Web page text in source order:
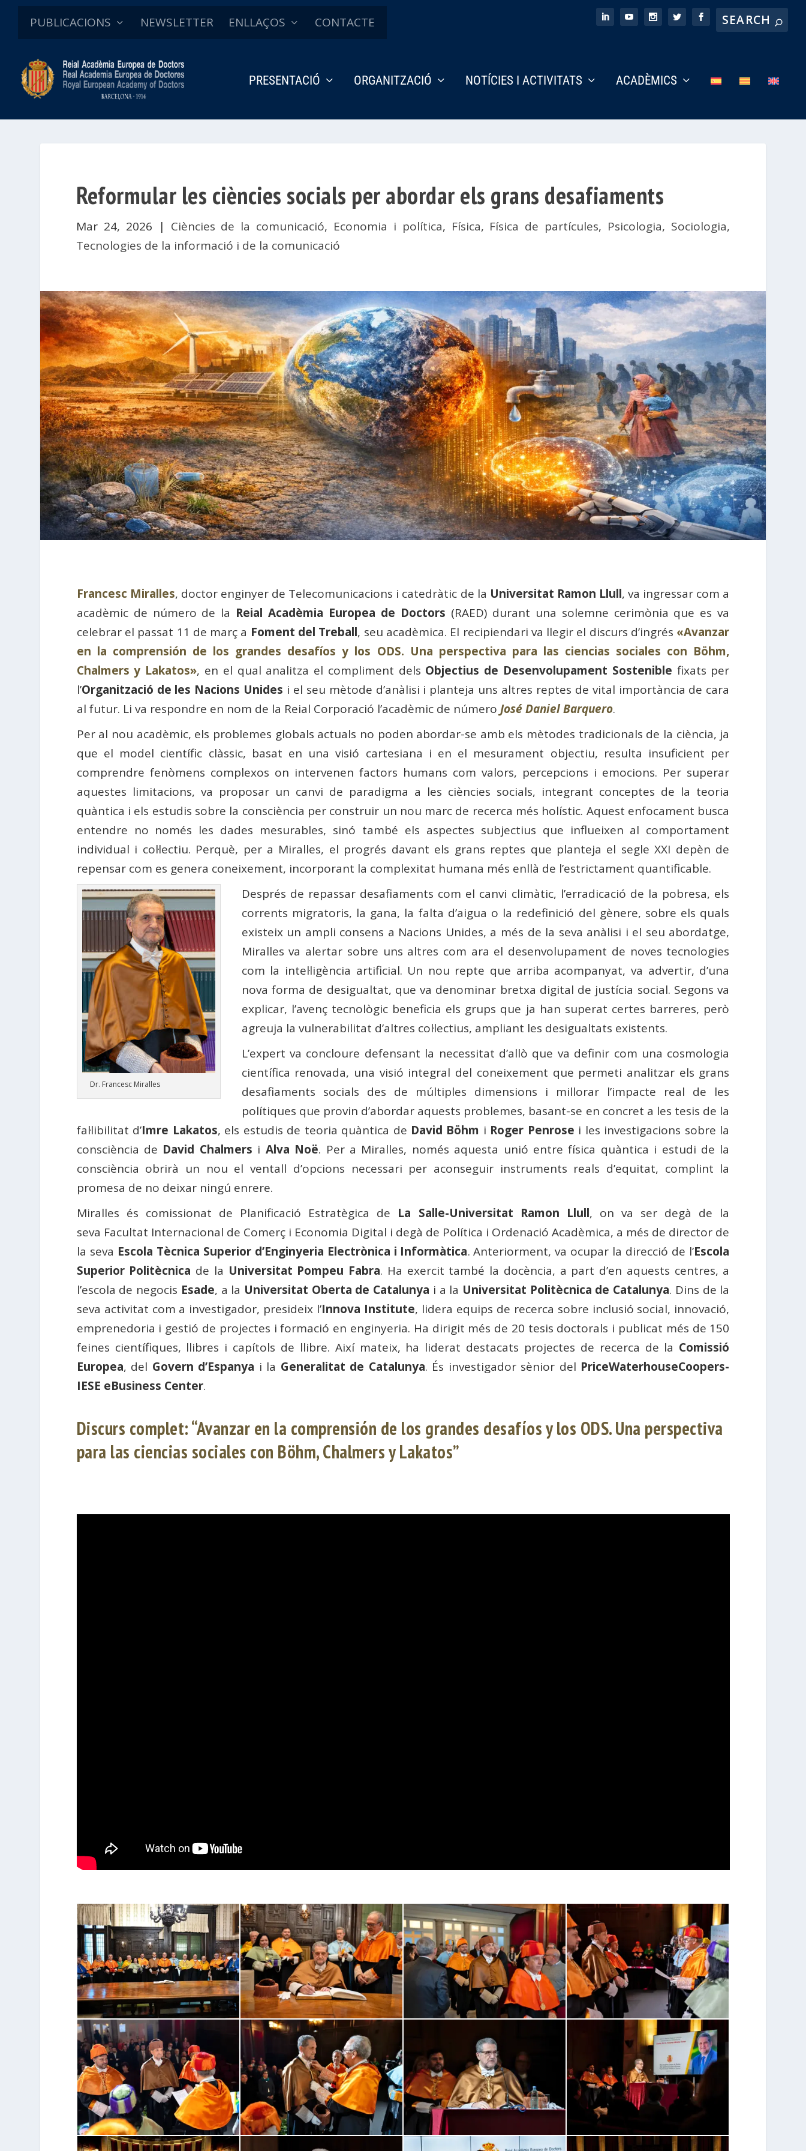
PUBLICACIONS NEWSLETTER ENLLAÇOS CONTACTE
PRESENTACIÓ ORGANITZACIÓ NOTÍCIES I ACTIVITATS ACADÈMICS
Reformular les ciències socials per abordar els grans desafiaments
Mar 24, 2026 | Ciències de la comunicació, Economia i política, Física, Física de partícules, Psicologia, Sociologia,
Tecnologies de la informació i de la comunicació
Francesc Miralles, doctor enginyer de Telecomunicacions i catedràtic de la Universitat Ramon Llull, va ingressar com a
acadèmic de número de la Reial Acadèmia Europea de Doctors (RAED) durant una solemne cerimònia que es va
celebrar el passat 11 de març a Foment del Treball, seu acadèmica. El recipiendari va llegir el discurs d’ingrés «Avanzar
en la comprensión de los grandes desafíos y los ODS. Una perspectiva para las ciencias sociales con Böhm,
Chalmers y Lakatos», en el qual analitza el compliment dels Objectius de Desenvolupament Sostenible fixats per
l’Organització de les Nacions Unides i el seu mètode d’anàlisi i planteja uns altres reptes de vital importància de cara
al futur. Li va respondre en nom de la Reial Corporació l’acadèmic de número José Daniel Barquero.
Per al nou acadèmic, els problemes globals actuals no poden abordar-se amb els mètodes tradicionals de la ciència, ja
que el model científic clàssic, basat en una visió cartesiana i en el mesurament objectiu, resulta insuficient per
comprendre fenòmens complexos on intervenen factors humans com valors, percepcions i emocions. Per superar
aquestes limitacions, va proposar un canvi de paradigma a les ciències socials, integrant conceptes de la teoria
quàntica i els estudis sobre la consciència per construir un nou marc de recerca més holístic. Aquest enfocament busca
entendre no només les dades mesurables, sinó també els aspectes subjectius que influeixen al comportament
individual i col·lectiu. Perquè, per a Miralles, el progrés davant els grans reptes que planteja el segle XXI depèn de
repensar com es genera coneixement, incorporant la complexitat humana més enllà de l’estrictament quantificable.
Dr. Francesc Miralles
Després de repassar desafiaments com el canvi climàtic, l’erradicació de la pobresa, els
corrents migratoris, la gana, la falta d’aigua o la redefinició del gènere, sobre els quals
existeix un ampli consens a Nacions Unides, a més de la seva anàlisi i el seu abordatge,
Miralles va alertar sobre uns altres com ara el desenvolupament de noves tecnologies
com la intel·ligència artificial. Un nou repte que arriba acompanyat, va advertir, d’una
nova forma de desigualtat, que va denominar bretxa digital de justícia social. Segons va
explicar, l’avenç tecnològic beneficia els grups que ja han superat certes barreres, però
agreuja la vulnerabilitat d’altres col·lectius, ampliant les desigualtats existents.
L’expert va concloure defensant la necessitat d’allò que va definir com una cosmologia
científica renovada, una visió integral del coneixement que permeti analitzar els grans
desafiaments socials des de múltiples dimensions i millorar l’impacte real de les
polítiques que provin d’abordar aquests problemes, basant-se en concret a les tesis de la
fal·libilitat d’Imre Lakatos, els estudis de teoria quàntica de David Böhm i Roger Penrose i les investigacions sobre la
consciència de David Chalmers i Alva Noë. Per a Miralles, només aquesta unió entre física quàntica i estudi de la
consciència obrirà un nou el ventall d’opcions necessari per aconseguir instruments reals d’equitat, complint la
promesa de no deixar ningú enrere.
Miralles és comissionat de Planificació Estratègica de La Salle-Universitat Ramon Llull, on va ser degà de la
seva Facultat Internacional de Comerç i Economia Digital i degà de Política i Ordenació Acadèmica, a més de director de
la seva Escola Tècnica Superior d’Enginyeria Electrònica i Informàtica. Anteriorment, va ocupar la direcció de l’Escola
Superior Politècnica de la Universitat Pompeu Fabra. Ha exercit també la docència, a part d’en aquests centres, a
l’escola de negocis Esade, a la Universitat Oberta de Catalunya i a la Universitat Politècnica de Catalunya. Dins de la
seva activitat com a investigador, presideix l’Innova Institute, lidera equips de recerca sobre inclusió social, innovació,
emprenedoria i gestió de projectes i formació en enginyeria. Ha dirigit més de 20 tesis doctorals i publicat més de 150
feines científiques, llibres i capítols de llibre. Així mateix, ha liderat destacats projectes de recerca de la Comissió
Europea, del Govern d’Espanya i la Generalitat de Catalunya. És investigador sènior del PriceWaterhouseCoopers-
IESE eBusiness Center.
Discurs complet: “Avanzar en la comprensión de los grandes desafíos y los ODS. Una perspectiva
para las ciencias sociales con Böhm, Chalmers y Lakatos”